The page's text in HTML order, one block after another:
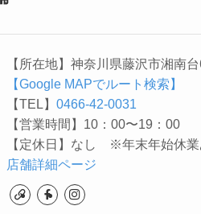
【所在地】神奈川県藤沢市湘南
【Google MAPでルート検索】
【TEL】 0466-42-0031
【営業時間】10：00〜19：00
【定休日】なし ※年末年始休業
店舗詳細ページ